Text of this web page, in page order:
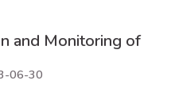
and Monitoring of
06-30